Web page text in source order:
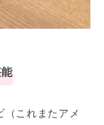
（これまたアメ